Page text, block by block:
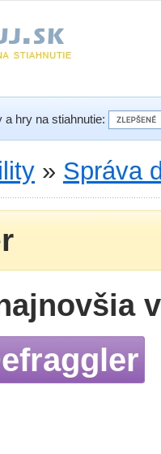
a hry na stiahnutie:
» Správa